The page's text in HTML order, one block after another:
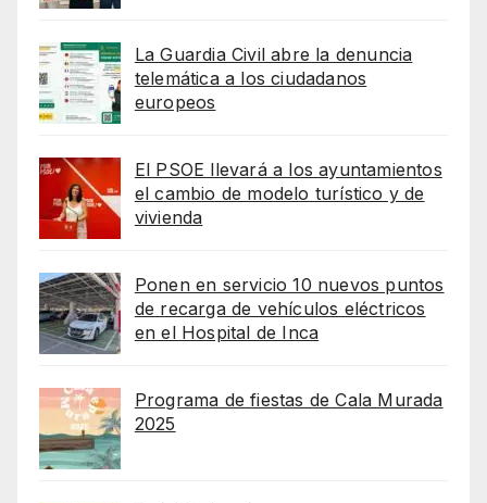
La Guardia Civil abre la denuncia
telemática a los ciudadanos
europeos
El PSOE llevará a los ayuntamientos
el cambio de modelo turístico y de
vivienda
Ponen en servicio 10 nuevos puntos
de recarga de vehículos eléctricos
en el Hospital de Inca
Programa de fiestas de Cala Murada
2025